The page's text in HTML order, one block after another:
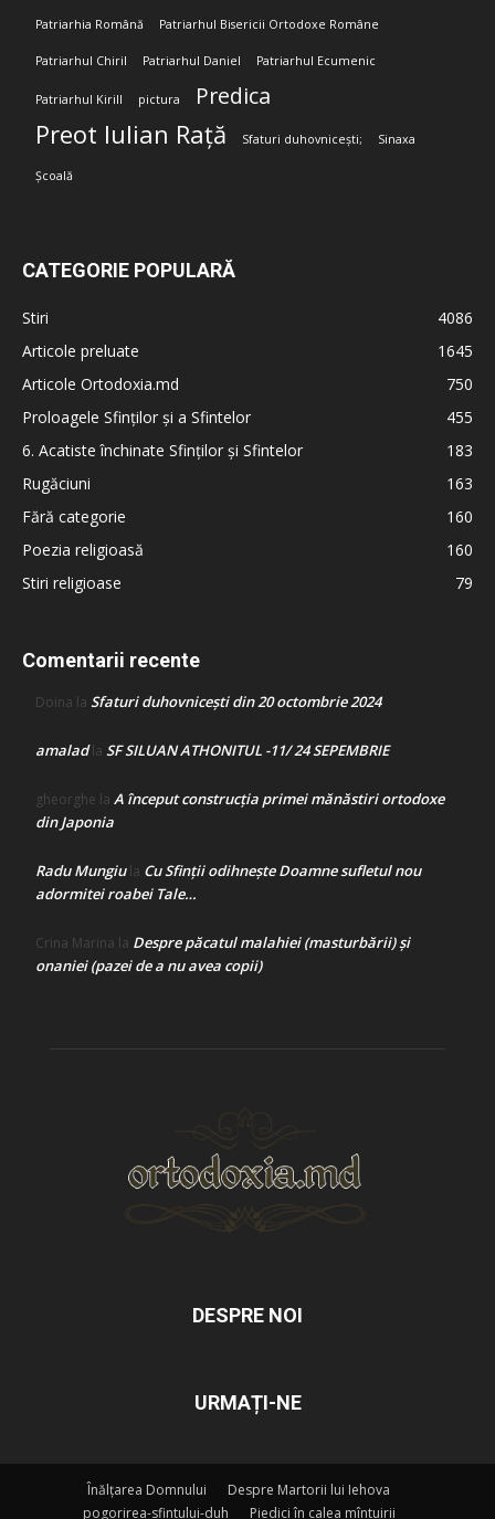
Patriarhia Română Patriarhul Bisericii Ortodoxe Române
Patriarhul Chiril Patriarhul Daniel Patriarhul Ecumenic
Patriarhul Kirill pictura Predica
Preot Iulian Rață Sfaturi duhovnicești; Sinaxa
Școală
CATEGORIE POPULARĂ
Stiri
4086
Articole preluate
1645
Articole Ortodoxia.md
750
Proloagele Sfinților și a Sfintelor
455
6. Acatiste închinate Sfinților și Sfintelor
183
Rugăciuni
163
Fără categorie
160
Poezia religioasă
160
Stiri religioase
79
Comentarii recente
Doina la Sfaturi duhovnicești din 20 octombrie 2024
amaladla SF SILUAN ATHONITUL -11/ 24 SEPEMBRIE
gheorghe la A început construcţia primei mănăstiri ortodoxe
din Japonia
Radu Mungiula Cu Sfinții odihnește Doamne sufletul nou
adormitei roabei Tale…
Crina Marina la Despre păcatul malahiei (masturbării) şi
onaniei (pazei de a nu avea copii)
DESPRE NOI
URMAȚI-NE
Înălțarea Domnului
Despre Martorii lui Iehova
pogorirea-sfintului-duh
Piedici în calea mîntuirii